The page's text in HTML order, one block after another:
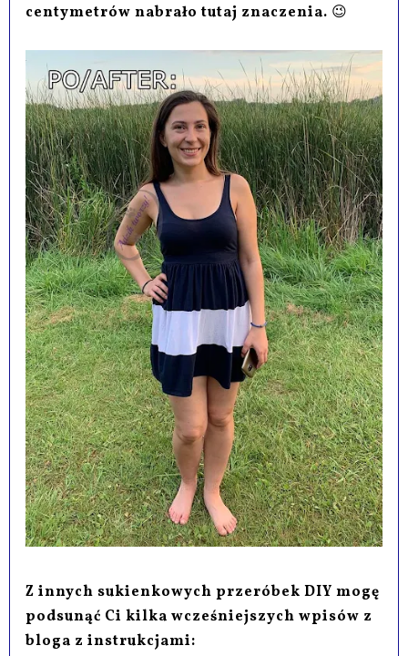
centymetrów nabrało tutaj znaczenia. 😉
Z innych sukienkowych przeróbek DIY mogę
podsunąć Ci kilka wcześniejszych wpisów z
bloga z instrukcjami: